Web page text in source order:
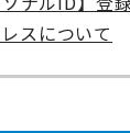
スについて